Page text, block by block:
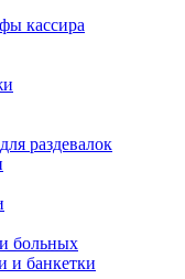
кассира
раздевалок
больных
и банкетки